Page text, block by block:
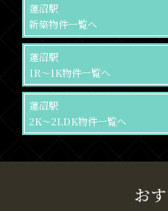
蓮沼駅
新築物件一覧へ
蓮沼駅
1R～1K物件一覧へ
蓮沼駅
2K～2LDK物件一覧へ
お